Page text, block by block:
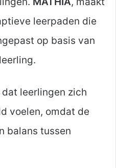
leerpaden die
op basis van
leerlingen zich
voelen, omdat de
balans tussen